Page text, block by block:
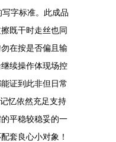
字标准。此成品
既干时走丝也同
在按是否偏且输
续操作体现场控
证到此非但日常
忆依然充足支持
平稳较稳妥的一
套良心小对象！